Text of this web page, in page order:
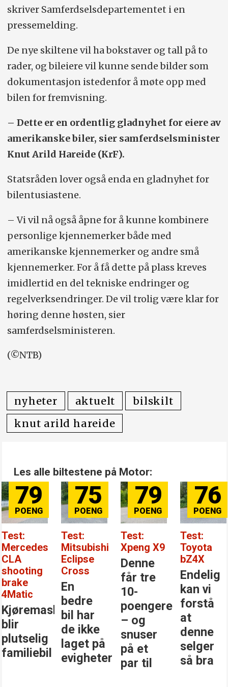
skriver Samferdselsdepartementet i en
pressemelding.
De nye skiltene vil ha bokstaver og tall på to
rader, og bileiere vil kunne sende bilder som
dokumentasjon istedenfor å møte opp med
bilen for fremvisning.
– Dette er en ordentlig gladnyhet for eiere av
amerikanske biler, sier samferdselsminister
Knut Arild Hareide (KrF).
Statsråden lover også enda en gladnyhet for
bilentusiastene.
– Vi vil nå også åpne for å kunne kombinere
personlige kjennemerker både med
amerikanske kjennemerker og andre små
kjennemerker. For å få dette på plass kreves
imidlertid en del tekniske endringer og
regelverksendringer. De vil trolig være klar for
høring denne høsten, sier
samferdselsministeren.
(©NTB)
nyheter aktuelt
bilskilt
knut arild hareide
Les alle biltestene på Motor:
79
Test:
Mercedes
CLA
shooting
brake
4Matic
Kjøremaskinen
blir
plutselig
familiebil
75
Test:
Mitsubishi
Eclipse
Cross
En
bedre
bil har
de ikke
laget på
evigheter
79
Test:
Xpeng X9
Denne
får tre
10-
poengere
– og
snuser
på et
par til
76
Test:
Toyota
bZ4X
Endelig
kan vi
forstå
at
denne
selger
så bra